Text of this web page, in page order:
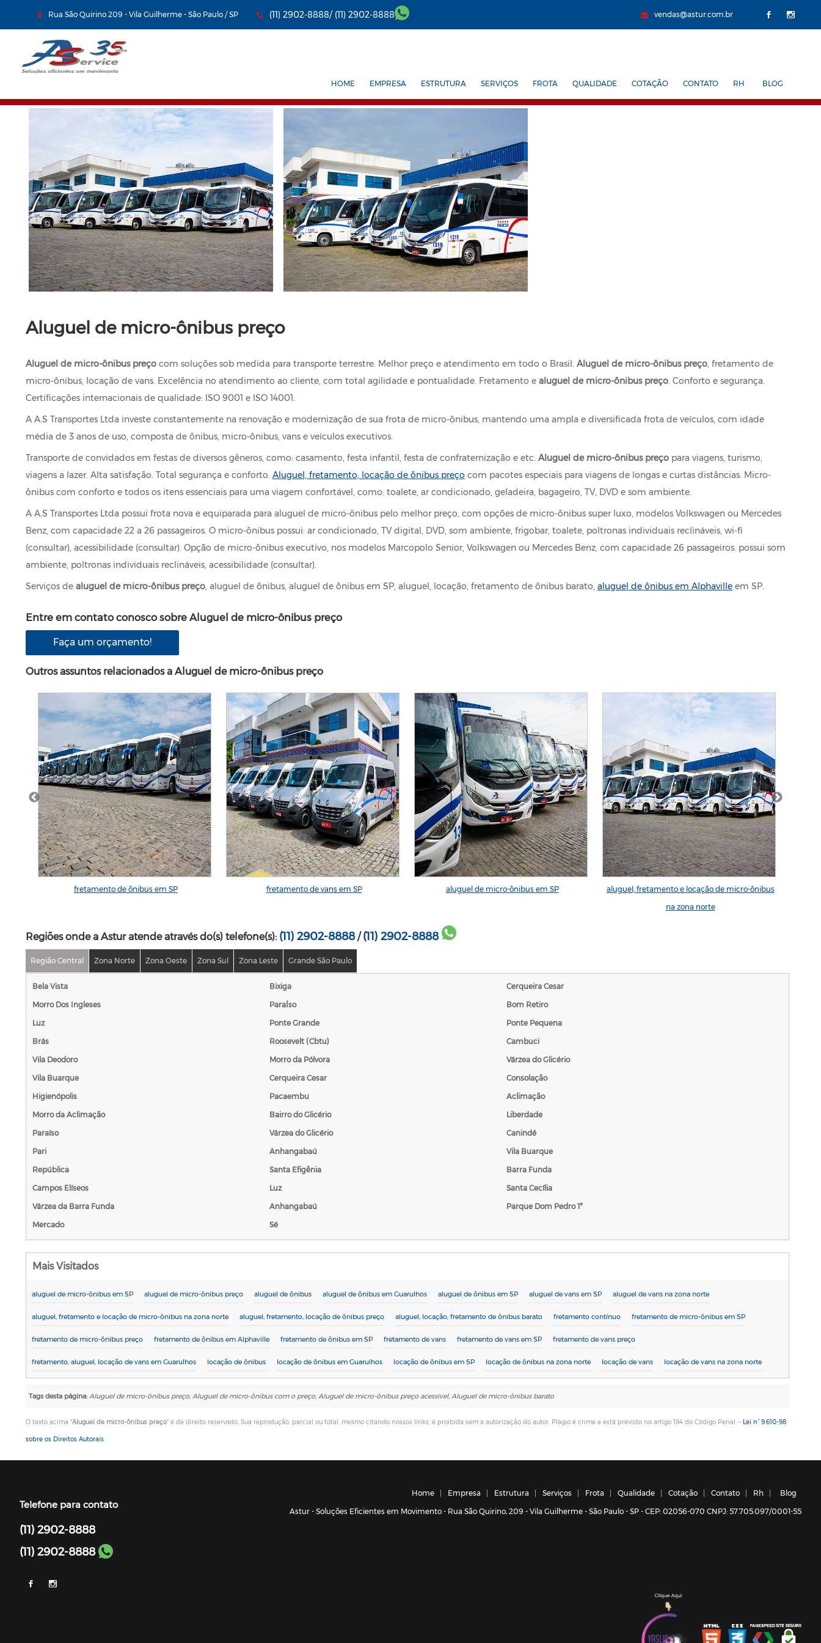
vendas@astur.com.br
Rua São Quirino 209 - Vila Guilherme - São Paulo / SP (11) 2902-8888/ (11) 2902-8888
HOME EMPRESA ESTRUTURA SERVIÇOS FROTA QUALIDADE COTAÇÃO CONTATO RH BLOG
Aluguel de micro-ônibus preço
Aluguel de micro-ônibus preço com soluções sob medida para transporte terrestre. Melhor preço e atendimento em todo o Brasil. Aluguel de micro-ônibus preço , fretamento de
micro-ônibus, locação de vans. Excelência no atendimento ao cliente, com total agilidade e pontualidade. Fretamento e aluguel de micro-ônibus preço . Conforto e segurança.
Certificações internacionais de qualidade: ISO 9001 e ISO 14001.
A A.S Transportes Ltda investe constantemente na renovação e modernização de sua frota de micro-ônibus, mantendo uma ampla e diversificada frota de veículos, com idade
média de 3 anos de uso, composta de ônibus, micro-ônibus, vans e veículos executivos.
Transporte de convidados em festas de diversos gêneros, como: casamento, festa infantil, festa de confraternização e etc. Aluguel de micro-ônibus preço para viagens, turismo,
viagens a lazer. Alta satisfação. Total segurança e conforto. Aluguel, fretamento, locação de ônibus preço com pacotes especiais para viagens de longas e curtas distâncias. Micro-
ônibus com conforto e todos os itens essenciais para uma viagem confortável, como: toalete, ar condicionado, geladeira, bagageiro, TV, DVD e som ambiente.
A A.S Transportes Ltda possui frota nova e equiparada para aluguel de micro-ônibus pelo melhor preço, com opções de micro-ônibus super luxo, modelos Volkswagen ou Mercedes
Benz, com capacidade 22 a 26 passageiros. O micro-ônibus possui: ar condicionado, TV digital, DVD, som ambiente, frigobar, toalete, poltronas individuais reclináveis, wi-fi
(consultar), acessibilidade (consultar). Opção de micro-ônibus executivo, nos modelos Marcopolo Senior, Volkswagen ou Mercedes Benz, com capacidade 26 passageiros. possui som
ambiente, poltronas individuais reclináveis, acessibilidade (consultar).
Serviços de aluguel de micro-ônibus preço , aluguel de ônibus, aluguel de ônibus em SP, aluguel, locação, fretamento de ônibus barato, aluguel de ônibus em Alphaville em SP.
Entre em contato conosco sobre Aluguel de micro-ônibus preço
Faça um orçamento!
Outros assuntos relacionados a Aluguel de micro-ônibus preço
fretamento de ônibus em SP fretamento de vans em SP aluguel de micro-ônibus em SP
aluguel, fretamento e locação de micro-ônibus
na zona norte
Regiões onde a Astur atende através do(s) telefone(s): (11) 2902-8888/(11) 2902-8888
Região Central Zona Norte Zona Oeste Zona Sul Zona Leste Grande São Paulo
Bela Vista Bixiga
Cerqueira Cesar
Morro Dos Ingleses
ParaÍso
Bom Retiro
Luz
Ponte Grande
Ponte Pequena
Brás
Roosevelt (Cbtu)
Cambuci
Vila Deodoro
Morro da Pólvora
Várzea do Glicério
Vila Buarque
Cerqueira Cesar
Consolação
Higienópolis
Pacaembu
Aclimação
Morro da Aclimação
Bairro do Glicério
Liberdade
Paraíso
Várzea do Glicério
Canindé
Pari
Anhangabaú
Vila Buarque
República
Santa Efigênia
Barra Funda
Campos Elíseos
Luz
Santa Cecília
Várzea da Barra Funda
Anhangabaú
Parque Dom Pedro 1º
Mercado
Sé
Mais Visitados
aluguel de micro-ônibus em SP aluguel de micro-ônibus preço aluguel de ônibus aluguel de ônibus em Guarulhos aluguel de ônibus em SP aluguel de vans em SP aluguel de vans na zona norte
aluguel, fretamento e locação de micro-ônibus na zona norte aluguel, fretamento, locação de ônibus preço aluguel, locação, fretamento de ônibus barato fretamento contínuo fretamento de micro-ônibus em SP
fretamento de micro-ônibus preço fretamento de ônibus em Alphaville fretamento de ônibus em SP fretamento de vans fretamento de vans em SP fretamento de vans preço
fretamento, aluguel, locação de vans em Guarulhos locação de ônibus locação de ônibus em Guarulhos locação de ônibus em SP locação de ônibus na zona norte locação de vans locação de vans na zona norte
Tags desta página: Aluguel de micro-ônibus preço, Aluguel de micro-ônibus com o preço, Aluguel de micro-ônibus preço acessível, Aluguel de micro-ônibus barato
O texto acima "Aluguel de micro-ônibus preço" é de direito reservado. Sua reprodução, parcial ou total, mesmo citando nossos links, é proibida sem a autorização do autor. Plágio é crime e está previsto no artigo 184 do Código Penal. – Lei n° 9.610-98
sobre os Direitos Autorais
Home Empresa Estrutura Serviços Frota Qualidade Cotação Contato Rh Blog
Telefone para contato
(11) 2902-8888
(11) 2902-8888
Astur - Soluções Eficientes em Movimento - Rua São Quirino, 209 - Vila Guilherme - São Paulo - SP - CEP: 02056-070 CNPJ: 57.705.097/0001-55